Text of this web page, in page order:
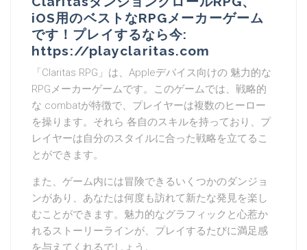
iOS用のベストなRPGメーカーゲーム
です！プレイするなら今:
https://playclaritas.com
「Claritas RPG」は、Appleデバイス向けの 魅力的な
RPGメーカーゲームです。このゲームでは、戦略的
な combatが特徴で、プレイヤーは複数のヒーロー
を操ります。それら 各自のスキルを持っており、プ
レイヤーは自分のスタイルに合った戦略を立てるこ
とができます。
また、ゲーム内には冒険できるいくつかのダンジョ
ンがあり、あなたは何度も訪れて新たな発見を楽し
むことができます。魅力的なグラフィックと心惹か
れるストーリーラインが、プレイするたびに満足感
を与えてくれるでしょう。